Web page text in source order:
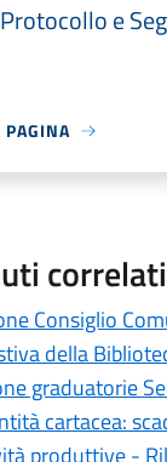
e
PAGINA
correlati
Consiglio
della
graduatorie
cartacea:
produttive -